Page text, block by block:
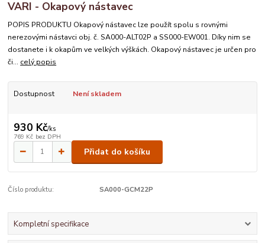
VARI - Okapový nástavec
POPIS PRODUKTU Okapový nástavec lze použít spolu s rovnými
nerezovými nástavci obj. č. SA000-ALT02P a SS000-EW001. Díky nim se
dostanete i k okapům ve velkých výškách. Okapový nástavec je určen pro
či... celý popis
Dostupnost Není skladem
930 Kč/ks
769 Kč bez DPH
Přidat do košíku
Číslo produktu: SA000-GCM22P
Kompletní specifikace